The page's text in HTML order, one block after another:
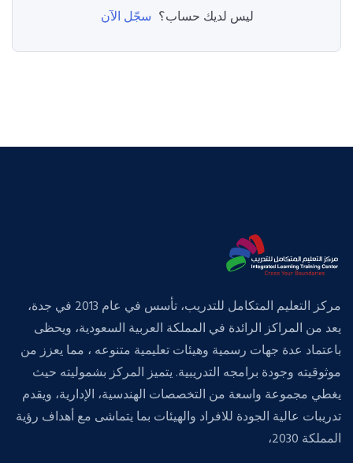
ليس لديك حساب؟ سجّل الآن
مركز التعليم المتكامل للتدريب، تأسس في عام 2013 في جدة،
يعد من المراكز الرائدة في المملكة العربية السعودية، ويحظى
باعتماد عدة جهات رسمية وهيئات تعليمية متنوعه ، مما يعزز من
موثوقيته وجودة برامجه التدريبية. يتميز المركز بشموليته حيث
يغطي مجموعة واسعة من التخصصات الهندسية، الإدارية، ويقدم
تدريبات عالية الجودة للافراد والهيئات بما يتماشى مع أهداف رؤية
المملكة 2030،